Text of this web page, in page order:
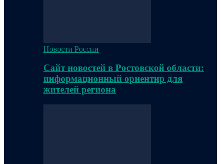
Новости России
Сайт новостей в Ростовской области:
информационный ориентир для
жителей региона